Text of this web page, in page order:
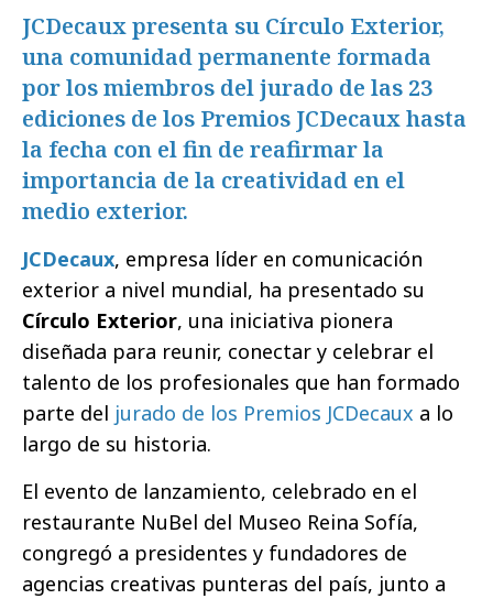
JCDecaux presenta su Círculo Exterior,
una comunidad permanente formada
por los miembros del jurado de las 23
ediciones de los Premios JCDecaux hasta
la fecha con el fin de reafirmar la
importancia de la creatividad en el
medio exterior.
JCDecaux, empresa líder en comunicación
exterior a nivel mundial, ha presentado su
Círculo Exterior, una iniciativa pionera
diseñada para reunir, conectar y celebrar el
talento de los profesionales que han formado
parte del jurado de los Premios JCDecaux a lo
largo de su historia.
El evento de lanzamiento, celebrado en el
restaurante NuBel del Museo Reina Sofía,
congregó a presidentes y fundadores de
agencias creativas punteras del país, junto a